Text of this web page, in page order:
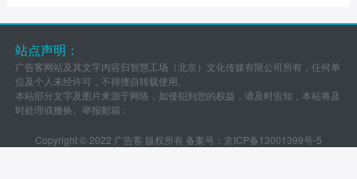
站点声明：
广告客网站及其文字内容归智慧工场（北京）文化传媒有限公司所有，任何单
位及个人未经许可，不得擅自转载使用。
本站部分文字及图片来源于网络，如侵犯到您的权益，请及时告知，本站将及
时处理或撤换。举报邮箱：
Copyright © 2022 广告客 版权所有 备案号： 京ICP备13001399号-5